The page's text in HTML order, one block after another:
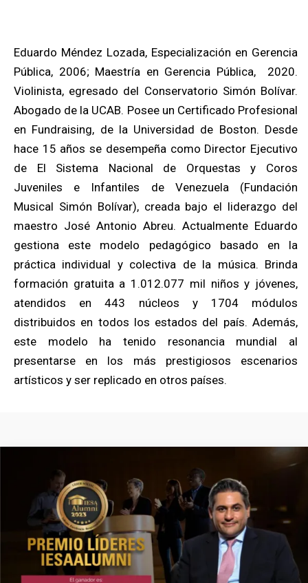
Eduardo Méndez Lozada, Especialización en Gerencia
Pública, 2006; Maestría en Gerencia Pública, 2020.
Violinista, egresado del Conservatorio Simón Bolívar.
Abogado de la UCAB. Posee un Certificado Profesional
en Fundraising, de la Universidad de Boston. Desde
hace 15 años se desempeña como Director Ejecutivo
de El Sistema Nacional de Orquestas y Coros
Juveniles e Infantiles de Venezuela (Fundación
Musical Simón Bolívar), creada bajo el liderazgo del
maestro José Antonio Abreu. Actualmente Eduardo
gestiona este modelo pedagógico basado en la
práctica individual y colectiva de la música. Brinda
formación gratuita a 1.012.077 mil niños y jóvenes,
atendidos en 443 núcleos y 1704 módulos
distribuidos en todos los estados del país. Además,
este modelo ha tenido resonancia mundial al
presentarse en los más prestigiosos escenarios
artísticos y ser replicado en otros países.